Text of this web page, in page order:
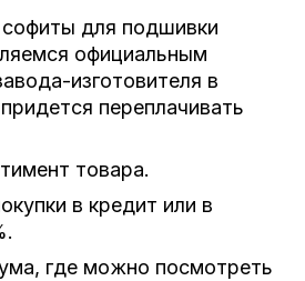
софиты для подшивки
официальным
изготовителя в
переплачивать
товара.
в кредит или в
где можно посмотреть